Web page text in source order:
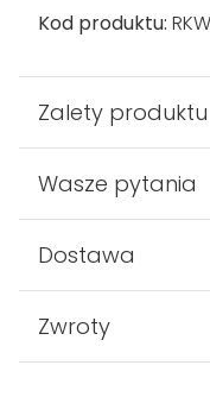
Kod produktu:
Zalety produktu
Wasze pytania
Dostawa
Zwroty